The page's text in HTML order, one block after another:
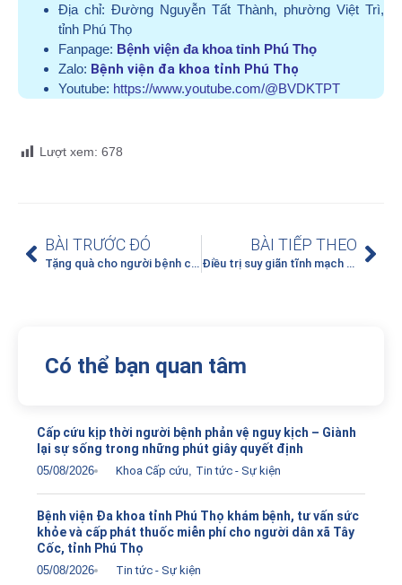
Địa chỉ: Đường Nguyễn Tất Thành, phường Việt Trì,
tỉnh Phú Thọ
Fanpage: Bệnh viện đa khoa tỉnh Phú Thọ
Zalo: Bệnh viện đa khoa tỉnh Phú Thọ
Youtube: https://www.youtube.com/@BVDKTPT
Lượt xem: 678
BÀI TRƯỚC ĐÓ
Tặng quà cho người bệnh có hoàn cảnh khó khăn nhân dịp Xuân về
BÀI TIẾP THEO
Điều trị suy giãn tĩnh mạch chi dưới bằng keo sinh học Venaseal
Có thể bạn quan tâm
Cấp cứu kịp thời người bệnh phản vệ nguy kịch – Giành
lại sự sống trong những phút giây quyết định
05/08/2026 Khoa Cấp cứu Tin tức - Sự kiện
Bệnh viện Đa khoa tỉnh Phú Thọ khám bệnh, tư vấn sức
khỏe và cấp phát thuốc miễn phí cho người dân xã Tây
Cốc, tỉnh Phú Thọ
05/08/2026 Tin tức - Sự kiện